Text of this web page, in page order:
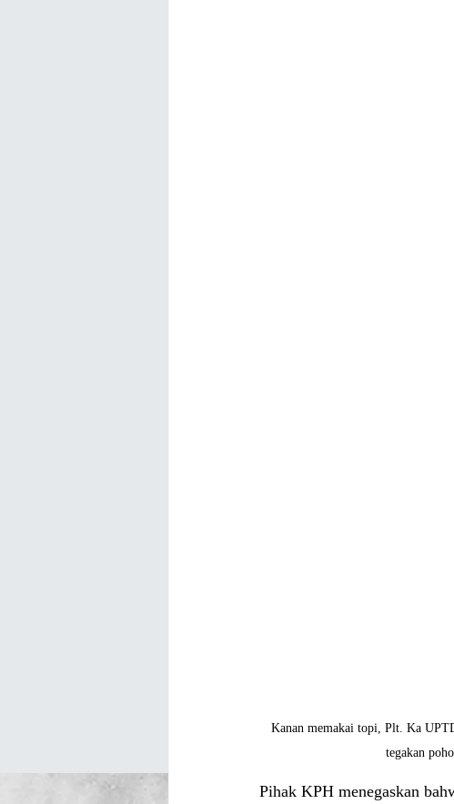
Kanan memakai topi, Plt. Ka
tegakan
Pihak KPH menegaskan